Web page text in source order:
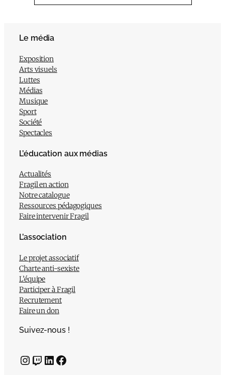
Le média
Exposition
Arts visuels
Luttes
Médias
Musique
Sport
Société
Spectacles
L’éducation aux médias
Actualités
Fragil en action
Notre catalogue
Ressources pédagogiques
Faire intervenir Fragil
L’association
Le projet associatif
Charte anti-sexiste
L’équipe
Participer à Fragil
Recrutement
Faire un don
Suivez-nous !
InstagramTwitch LinkedIn Facebook